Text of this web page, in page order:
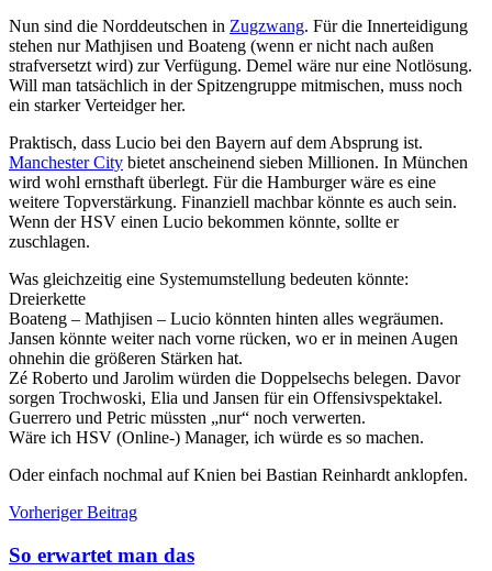
Nun sind die Norddeutschen in Zugzwang. Für die Innerteidigung
stehen nur Mathjisen und Boateng (wenn er nicht nach außen
strafversetzt wird) zur Verfügung. Demel wäre nur eine Notlösung.
Will man tatsächlich in der Spitzengruppe mitmischen, muss noch
ein starker Verteidger her.
Praktisch, dass Lucio bei den Bayern auf dem Absprung ist.
Manchester City bietet anscheinend sieben Millionen. In München
wird wohl ernsthaft überlegt. Für die Hamburger wäre es eine
weitere Topverstärkung. Finanziell machbar könnte es auch sein.
Wenn der HSV einen Lucio bekommen könnte, sollte er
zuschlagen.
Was gleichzeitig eine Systemumstellung bedeuten könnte:
Dreierkette
Boateng – Mathjisen – Lucio könnten hinten alles wegräumen.
Jansen könnte weiter nach vorne rücken, wo er in meinen Augen
ohnehin die größeren Stärken hat.
Zé Roberto und Jarolim würden die Doppelsechs belegen. Davor
sorgen Trochwoski, Elia und Jansen für ein Offensivspektakel.
Guerrero und Petric müssten „nur“ noch verwerten.
Wäre ich HSV (Online-) Manager, ich würde es so machen.
Oder einfach nochmal auf Knien bei Bastian Reinhardt anklopfen.
Beitragsnavigation
Vorheriger Beitrag
So erwartet man das